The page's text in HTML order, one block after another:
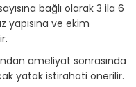
bağlı olarak 3 ila 6
yapısına ve ekim
ameliyat sonrasında
yatak istirahati önerilir.